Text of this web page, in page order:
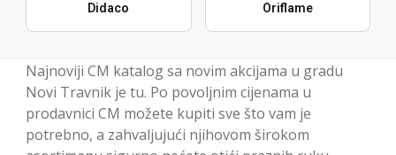
Didaco Oriflame
Najnoviji CM katalog sa novim akcijama u gradu
Novi Travnik je tu. Po povoljnim cijenama u
prodavnici CM možete kupiti sve što vam je
potrebno, a zahvaljujući njihovom širokom